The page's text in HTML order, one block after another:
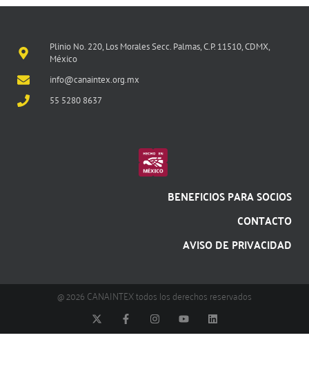
Plinio No. 220, Los Morales Secc. Palmas, C.P. 11510, CDMX,
México
info@canaintex.org.mx
55 5280 8637
BENEFICIOS PARA SOCIOS
CONTACTO
AVISO DE PRIVACIDAD
@ 2026 CANAINTEX todos los derechos reservados